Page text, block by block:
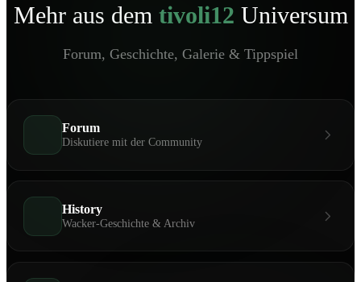
Mehr aus dem tivoli12 Universum
Forum, Geschichte, Galerie & Tippspiel
Forum
Diskutiere mit der Community
History
Wacker-Geschichte & Archiv